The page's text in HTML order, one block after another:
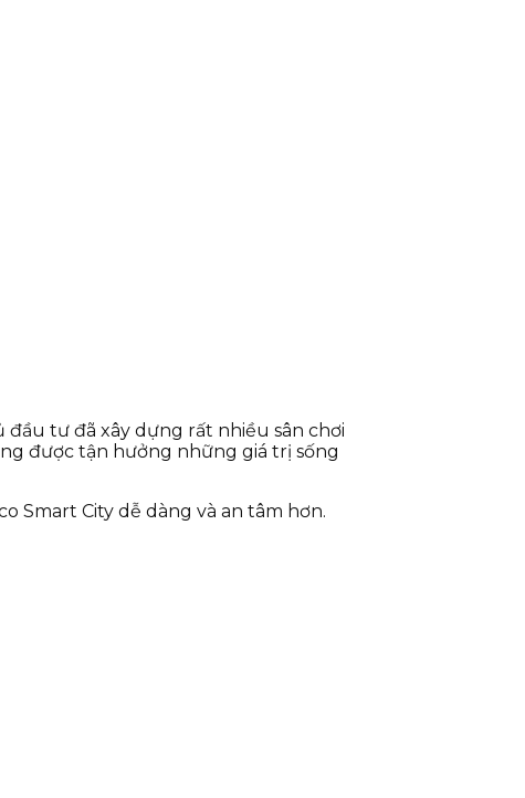
tư đã xây dựng rất nhiều sân chơi
được tận hưởng những giá trị sống
Smart City dễ dàng và an tâm hơn.